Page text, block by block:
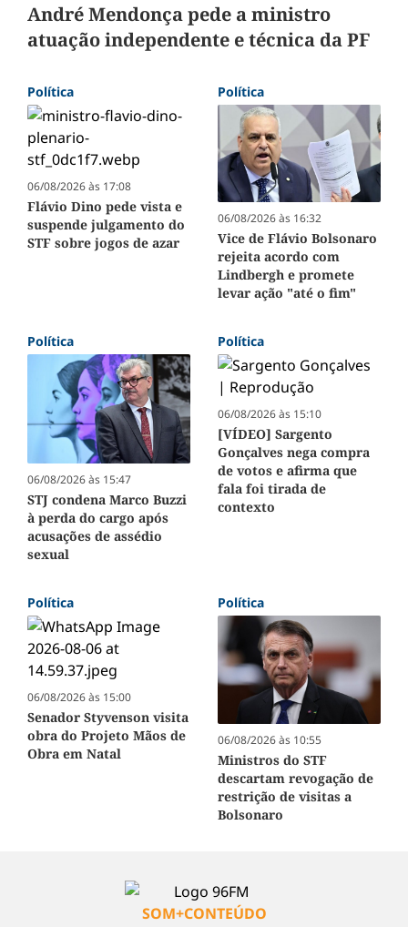
André Mendonça pede a ministro
atuação independente e técnica da PF
Política
06/08/2026 às 17:08
Flávio Dino pede vista e
suspende julgamento do
STF sobre jogos de azar
Política
06/08/2026 às 16:32
Vice de Flávio Bolsonaro
rejeita acordo com
Lindbergh e promete
levar ação "até o fim"
Política
06/08/2026 às 15:47
STJ condena Marco Buzzi
à perda do cargo após
acusações de assédio
sexual
Política
06/08/2026 às 15:10
[VÍDEO] Sargento
Gonçalves nega compra
de votos e afirma que
fala foi tirada de
contexto
Política
06/08/2026 às 15:00
Senador Styvenson visita
obra do Projeto Mãos de
Obra em Natal
Política
06/08/2026 às 10:55
Ministros do STF
descartam revogação de
restrição de visitas a
Bolsonaro
SOM+CONTEÚDO